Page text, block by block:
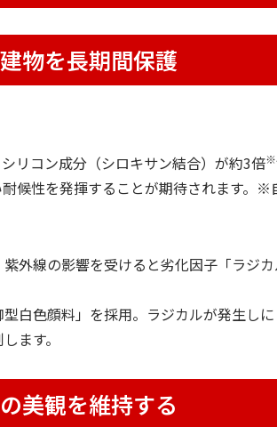
物を長期間保護
リコン成分（シロキサン結合）が約3倍※
候性を発揮することが期待されます。※
外線の影響を受けると劣化因子「ラジ
白色顔料」を採用。ラジカルが発生し
ます。
美観を維持する